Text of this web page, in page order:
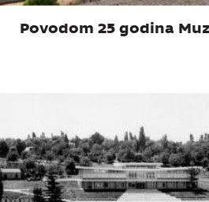
Povodom 25 godina